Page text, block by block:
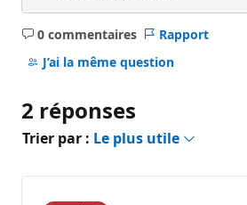
0 commentaires
Aucun
commentaire
Rapport
J’ai la même question
2 réponses
Trier par : Le plus utile